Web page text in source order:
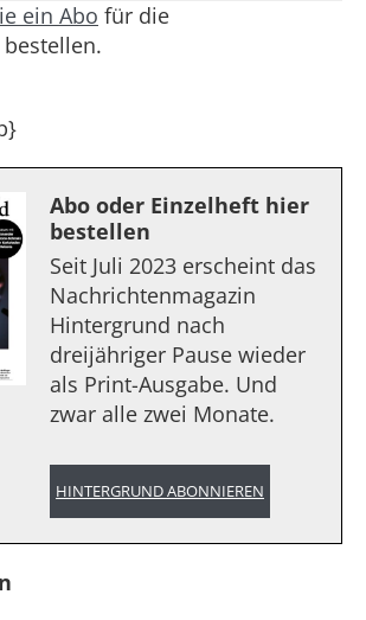
ein Abo für die
Abo oder Einzelheft hier
bestellen
Seit Juli 2023 erscheint das
Nachrichtenmagazin
Hintergrund nach
dreijähriger Pause wieder
als Print-Ausgabe. Und
zwar alle zwei Monate.
HINTERGRUND ABONNIEREN